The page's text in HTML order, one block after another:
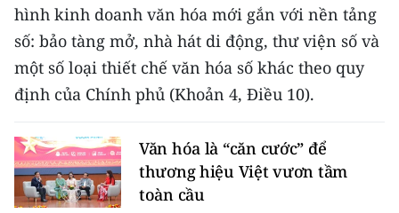
hình kinh doanh văn hóa mới gắn với nền tảng
số: bảo tàng mở, nhà hát di động, thư viện số và
một số loại thiết chế văn hóa số khác theo quy
định của Chính phủ (Khoản 4, Điều 10).
Văn hóa là “căn cước” để
thương hiệu Việt vươn tầm
toàn cầu